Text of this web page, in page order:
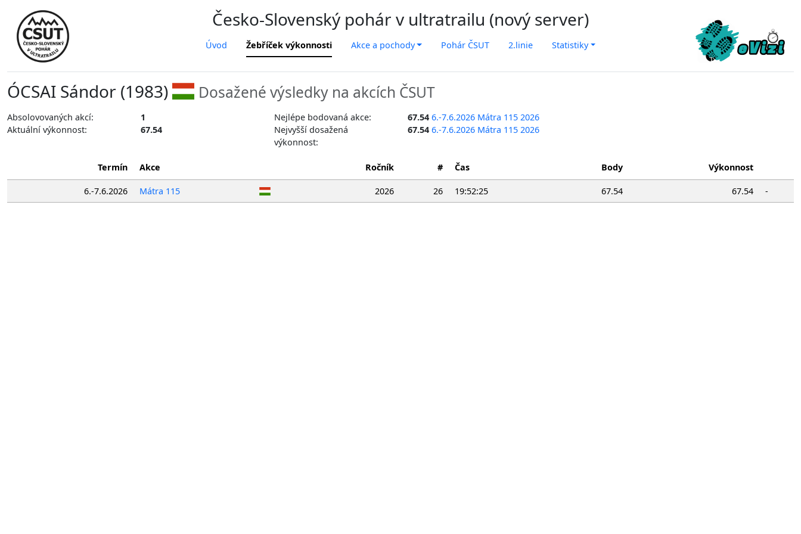
Česko-Slovenský pohár v ultratrailu (nový server)
Úvod Žebříček výkonnosti Akce a pochody Pohár ČSUT 2.linie Statistiky
ÓCSAI Sándor (1983) Dosažené výsledky na akcích ČSUT
Absolovovaných akcí: 1 Nejlépe bodovaná akce: 67.54 6.-7.6.2026 Mátra 115 2026
Aktuální výkonnost:
67.54
Nejvyšší dosažená
výkonnost:
67.54 6.-7.6.2026 Mátra 115 2026
Termín Akce Ročník # Čas Body Výkonnost
6.-7.6.2026 Mátra 115 2026 26 19:52:25 67.54 67.54 -